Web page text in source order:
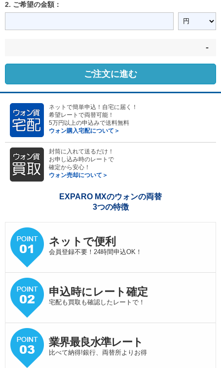
2. ご希望の金額：
-
ご注文に進む
ネットで簡単申込！自宅に届く！
希望レートで両替可能！
5万円以上の申込みで送料無料
ウォン購入宅配について＞
封筒に入れて送るだけ！
お申し込み時のレートで
確定から安心！
ウォン売却について＞
EXPARO MXのウォンの両替
3つの特徴
ネットで便利
会員登録不要！24時間申込OK！
申込時にレート確定
宅配も買取も確認したレートで！
業界最良水準レート
比べて納得!銀行、両替所よりお得